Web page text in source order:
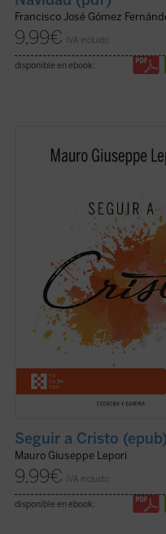
Francisco José Gómez
9,99€ IVA incluido
disponible en ebook:
No existe universidad, curso de
formación, estudio, que pueda
meditaciones recogidas en
son breves enseñanzas que el
Lepori ofrece, en el ...(ver ficha)
Seguir a Cristo (epub)
Mauro Giuseppe Lepori
9,99€ IVA incluido
disponible en ebook: